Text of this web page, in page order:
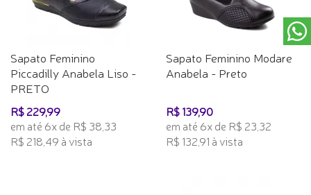
Sapato Feminino
Piccadilly Anabela Liso -
PRETO
R$ 229,99
em até 6x de R$ 38,33
R$ 218,49 à vista
Sapato Feminino Modare
Anabela - Preto
R$ 139,90
em até 6x de R$ 23,32
R$ 132,91 à vista